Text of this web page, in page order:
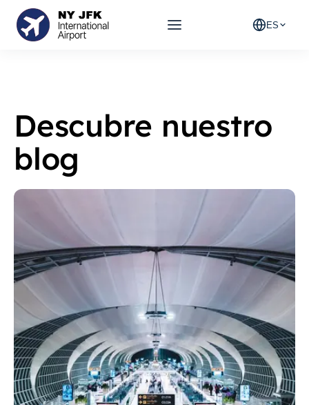
ES
Descubre nuestro
blog